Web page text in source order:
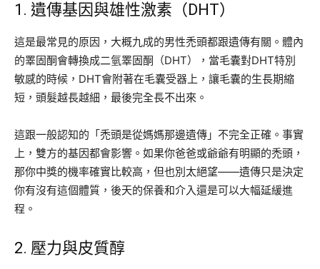
1. 遺傳基因與雄性激素（DHT）
這是最常見的原因，大概九成的男性禿頭都跟遺傳有關。體內
的睪固酮會轉換成二氫睪固酮（DHT），當毛囊對DHT特別
敏感的時候，DHT會附著在毛囊受器上，讓毛囊的生長期縮
短，頭髮越長越細，最後完全長不出來。
這跟一般認知的「禿頭是從媽媽那邊遺傳」不完全正確。事實
上，雙方的基因都會影響。如果你爸爸或爺爺有明顯的禿頭，
那你中獎的機率確實比較高，但也別太絕望——遺傳只是決定
你有沒有這個體質，後天的保養和介入還是可以大幅延緩進
程。
2. 壓力與皮質醇